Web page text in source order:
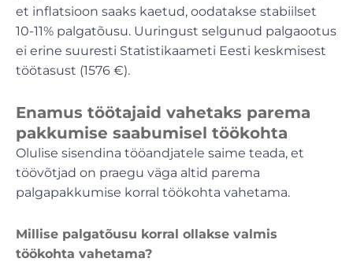
et inflatsioon saaks kaetud, oodatakse stabiilset
10-11% palgatõusu. Uuringust selgunud palgaootus
ei erine suuresti Statistikaameti Eesti keskmisest
töötasust (1576 €).
Enamus töötajaid vahetaks parema
pakkumise saabumisel töökohta
Olulise sisendina tööandjatele saime teada, et
töövõtjad on praegu väga altid parema
palgapakkumise korral töökohta vahetama.
Millise palgatõusu korral ollakse valmis
töökohta vahetama?